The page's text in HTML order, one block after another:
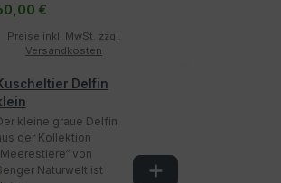
€
Preise inkl. MwSt. zzgl.
Versandkosten
Delfin
kleine graue Delfin
der Kollektion
von
Naturwelt ist